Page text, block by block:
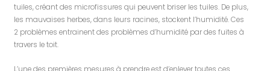
tuiles, créant des microfissures qui peuvent briser les tuiles. De plus,
les mauvaises herbes, dans leurs racines, stockent l’humidité. Ces
2 problèmes entrainent des problèmes d’humidité par des fuites à
travers le toit.